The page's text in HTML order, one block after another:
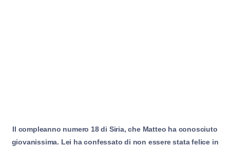
Il compleanno numero 18 di Siria, che Matteo ha conosciuto
giovanissima. Lei ha confessato di non essere stata felice in